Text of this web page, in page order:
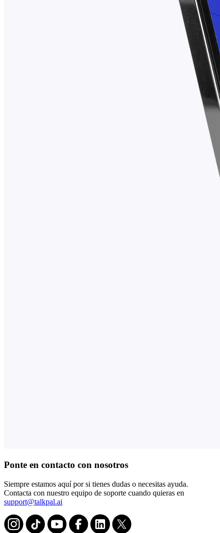
Ponte en contacto con nosotros
Siempre estamos aquí por si tienes dudas o necesitas ayuda.
Contacta con nuestro equipo de soporte cuando quieras en
support@talkpal.ai